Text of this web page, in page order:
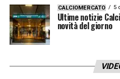
CALCIOMERCATO 5
Ultime notizie
novità del giorno